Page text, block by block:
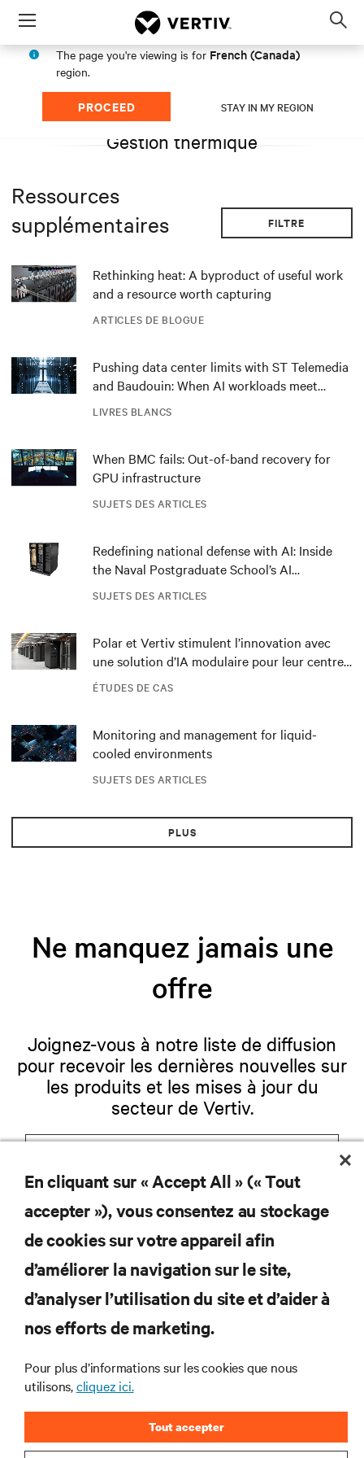
Menu
The page you're viewing is for French (Canada)
region.
PROCEED STAY IN MY REGION
Gestion thermique
Ressources
supplémentaires
FILTRE
ARTICLES DE BLOGUE
Rethinking heat: A byproduct of useful work
and a resource worth capturing
LIVRES BLANCS
Pushing data center limits with ST Telemedia
and Baudouin: When AI workloads meet
SUJETS DES ARTICLES
When BMC fails: Out-of-band recovery for
GPU infrastructure
SUJETS DES ARTICLES
Redefining national defense with AI: Inside
the Naval Postgraduate School’s AI
ÉTUDES DE CAS
Polar et Vertiv stimulent l’innovation avec
une solution d’IA modulaire pour leur centre
de données DRA01 en Norvège
SUJETS DES ARTICLES
Monitoring and management for liquid-
cooled environments
PLUS
Ne manquez jamais une
offre
Joignez-vous à notre liste de diffusion
pour recevoir les dernières nouvelles sur
les produits et les mises à jour du
secteur de Vertiv.
S'INSCRIRE
RESSOURCES
ENTREPRISE
En cliquant sur « Accept All » (« Tout
accepter »), vous consentez au stockage
de cookies sur votre appareil afin
d’améliorer la navigation sur le site,
d’analyser l’utilisation du site et d’aider à
nos efforts de marketing.
Pour plus d’informations sur les cookies que nous
utilisons,cliquez ici.
Tout accepter